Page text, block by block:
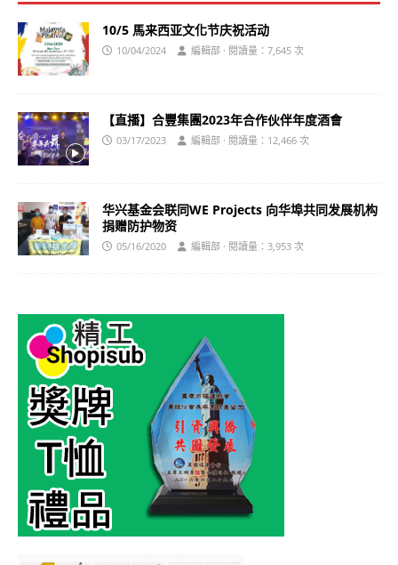
10/5 馬来西亚文化节庆祝活动
10/04/2024 編輯部 · 閱讀量：7,645 次
【直播】合豐集團2023年合作伙伴年度酒會
03/17/2023 編輯部 · 閱讀量：12,466 次
华兴基金会联同WE Projects 向华埠共同发展机构
捐赠防护物资
05/16/2020 編輯部 · 閱讀量：3,953 次